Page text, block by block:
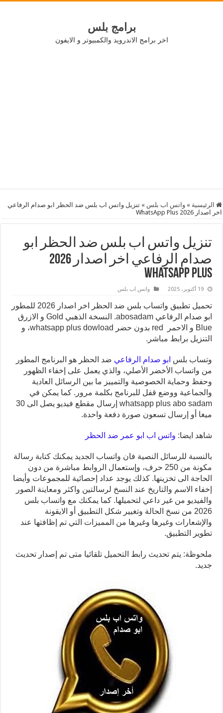
برامج بلس
اخر برامج الاندرويد والكمبيوتر و الايفون
الرئيسية » واتس اب بلس » تنزيل واتس اب بلس ضد الحظر ابو صدام الرفاعي
اخر اصدار 2026 WhatsApp Plus
تنزيل واتس اب بلس ضد الحظر ابو
صدام الرفاعي اخر اصدار 2026
WhatsApp Plus
19 أكتوبر، 2025 واتس اب بلس
تحميل تطبيق واتساب بلس ضد الحظر اخر اصدار 2026 للمطور
ابو صدام الرفاعي abosadam. النسخة الذهبي Gold و الازرق
Blue و الاحمر red بدون حضر whatsapp plus dowload، و
التنزيل برابط مباشر.
وتساب بلس ابو صدام الرفاعي ضد الحظر هو البرنامج المطور
من واتساب الأخضر الأصلي، والذي يعمل على إخفاء الظهور
وحفظ وحماية الخصوصية والتمييز ما بين الرسائل العادية
والجماعية ووضع قفل للبرنامج بكلمة مرور. كما يمكن في
whatsapp plus abo sadam إرسال مقطع فيديو يصل الى 30
ميغا أو إرسال تسعون صورة دفعة واحدة.
شاهد ايضا: واتس اب ابو عمر ضد الحظر
بالنسبة للرسائل النصية فان واتساب الجديد يمكنك كتابة رسالة
مكونة من 250 حرف، وإستعمال الروابط مباشرة من دون
الحاجة الى تخزينها. كذلك يوجد عداد إحصائية للمجموعات وأيضا
إخفاء الاسم والتاريخ عند النسخ لرسالتين واكثر ومعاينة الصور
والفيديو من غير داعي لتحميلها. كما يمكنك مع واتساب بلس
2026 من نسخ الحالة وتغيير شكل التطبيق أو الايقونة
والإشعارات وغيرها وغيرها من المميزات التي تم إظافتها عند
تطوير التطبيق.
ملحوظة: يتم تحديث رابط التحميل تلقائيا متى تم إصدار تحديث
جديد.